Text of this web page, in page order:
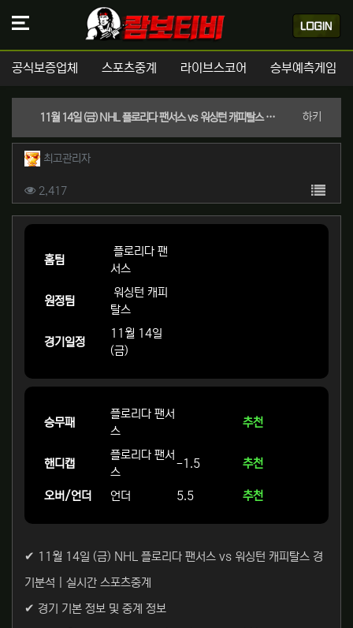
공식보증업체 스포츠중계 라이브스코어 승부예측게임
11월 14일 (금) NHL 플로리다 팬서스 vs 워싱턴 캐피탈스 경기분석 | 실시간 스포츠중계 하키
작성자 정보
최고관리자작성
컨텐츠 정보
2,417조회 목록
본문
홈팀
플로리다 팬
서스
원정팀
워싱턴 캐피
탈스
경기일정
11월 14일
(금)
승무패
플로리다 팬서
스
추천
핸디캡
플로리다 팬서
스
-1.5 추천
오버/언더 언더 5.5 추천
✔ 11월 14일 (금) NHL 플로리다 팬서스 vs 워싱턴 캐피탈스 경
기분석 | 실시간 스포츠중계
✔ 경기 기본 정보 및 중계 정보